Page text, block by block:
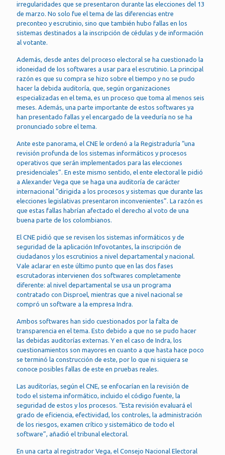
irregularidades que se presentaron durante las elecciones del 13
de marzo. No solo fue el tema de las diferencias entre
preconteo y escrutinio, sino que también hubo fallas en los
sistemas destinados a la inscripción de cédulas y de información
al votante.
Además, desde antes del proceso electoral se ha cuestionado la
idoneidad de los softwares a usar para el escrutinio. La principal
razón es que su compra se hizo sobre el tiempo y no se pudo
hacer la debida auditoría, que, según organizaciones
especializadas en el tema, es un proceso que toma al menos seis
meses. Además, una parte importante de estos softwares ya
han presentado fallas y el encargado de la veeduría no se ha
pronunciado sobre el tema.
Ante este panorama, el CNE le ordenó a la Registraduría “una
revisión profunda de los sistemas informáticos y procesos
operativos que serán implementados para las elecciones
presidenciales”. En este mismo sentido, el ente electoral le pidió
a Alexander Vega que se haga una auditoría de carácter
internacional “dirigida a los procesos y sistemas que durante las
elecciones legislativas presentaron inconvenientes”. La razón es
que estas fallas habrían afectado el derecho al voto de una
buena parte de los colombianos.
El CNE pidió que se revisen los sistemas informáticos y de
seguridad de la aplicación Infovotantes, la inscripción de
ciudadanos y los escrutinios a nivel departamental y nacional.
Vale aclarar en este último punto que en las dos fases
escrutadoras intervienen dos softwares completamente
diferente: al nivel departamental se usa un programa
contratado con Disproel, mientras que a nivel nacional se
compró un software a la empresa Indra.
Ambos softwares han sido cuestionados por la falta de
transparencia en el tema. Esto debido a que no se pudo hacer
las debidas auditorías externas. Y en el caso de Indra, los
cuestionamientos son mayores en cuanto a que hasta hace poco
se terminó la construcción de este, por lo que ni siquiera se
conoce posibles fallas de este en pruebas reales.
Las auditorías, según el CNE, se enfocarían en la revisión de
todo el sistema informático, incluido el código fuente, la
seguridad de estos y los procesos. “Esta revisión evaluará el
grado de eficiencia, efectividad, los controles, la administración
de los riesgos, examen crítico y sistemático de todo el
software”, añadió el tribunal electoral.
En una carta al registrador Vega, el Consejo Nacional Electoral